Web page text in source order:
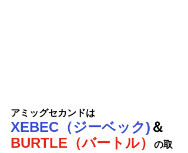
アミッグセカンドは
XEBEC（ジーベック) ＆
BURTLE（バートル）
の取